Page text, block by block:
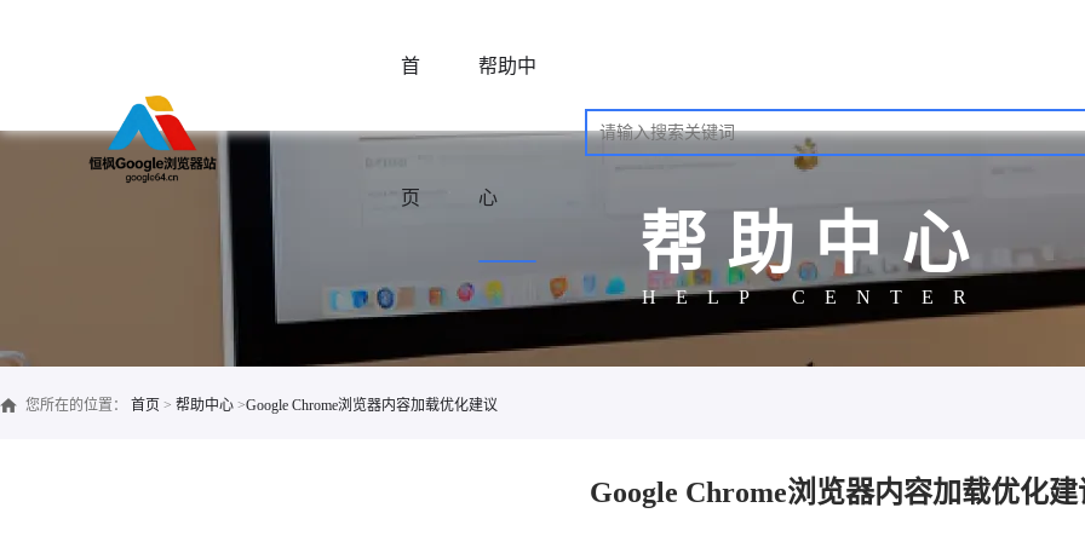
首
页
帮助中
心
帮助中心
HELP CENTER
您所在的位置： 首页 > 帮助中心 >Google Chrome浏览器内容加载优化建议
Google Chrome浏览器内容加载优化建